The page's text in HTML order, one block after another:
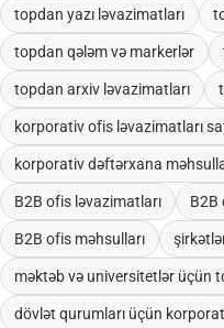
topdan yazı ləvazimatları
topdan qələm və markerlər
topdan arxiv ləvazimatları
korporativ ofis ləvazimatları
korporativ dəftərxana
B2B ofis ləvazimatları B2B
B2B ofis məhsulları
məktəb və universitetlər üçün
dövlət qurumları üçün